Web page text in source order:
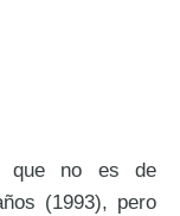
que no es de
(1993), pero